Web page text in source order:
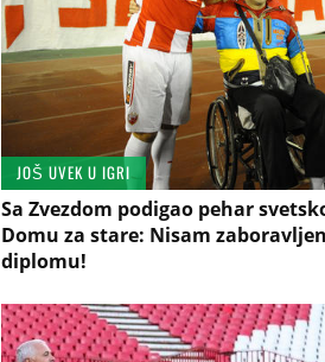
JOŠ UVEK U IGRI
Sa Zvezdom podigao pehar
Domu za stare: Nisam
diplomu!